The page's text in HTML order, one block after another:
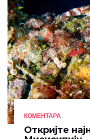
КОМЕНТАРА
Откријте